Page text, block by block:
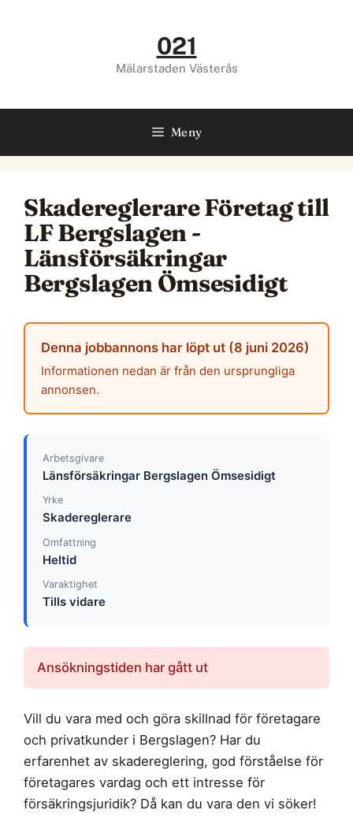
021
Mälarstaden Västerås
Meny
Skadereglerare Företag till
LF Bergslagen -
Länsförsäkringar
Bergslagen Ömsesidigt
Denna jobbannons har löpt ut (8 juni 2026)
Informationen nedan är från den ursprungliga
annonsen.
Arbetsgivare
Länsförsäkringar Bergslagen Ömsesidigt
Yrke
Skadereglerare
Omfattning
Heltid
Varaktighet
Tills vidare
Ansökningstiden har gått ut
Vill du vara med och göra skillnad för företagare
och privatkunder i Bergslagen? Har du
erfarenhet av skadereglering, god förståelse för
företagares vardag och ett intresse för
försäkringsjuridik? Då kan du vara den vi söker!